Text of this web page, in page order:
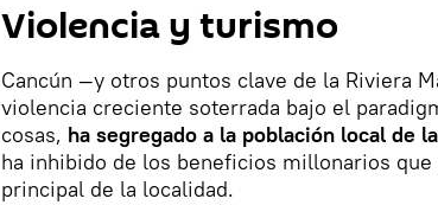
Violencia y turismo
Cancún —y otros puntos clave de la Riviera
violencia creciente soterrada bajo el
cosas, ha segregado a la población local de
ha inhibido de los beneficios millonarios que
principal de la localidad.